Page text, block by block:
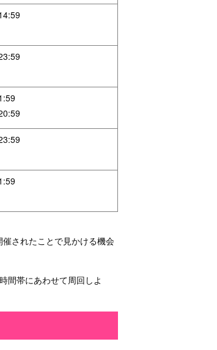
されたことで見かける機会
間帯にあわせて周回しよ